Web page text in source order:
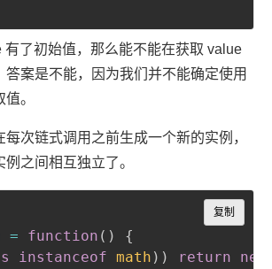
有了初始值，那么能不能在获取 value
答案是不能，因为我们并不能确定使用
。
次链式调用之前生成一个新的实例，
之间相互独立了。
= function ( )
{
instanceof math ) ) return
new
复制
Copy